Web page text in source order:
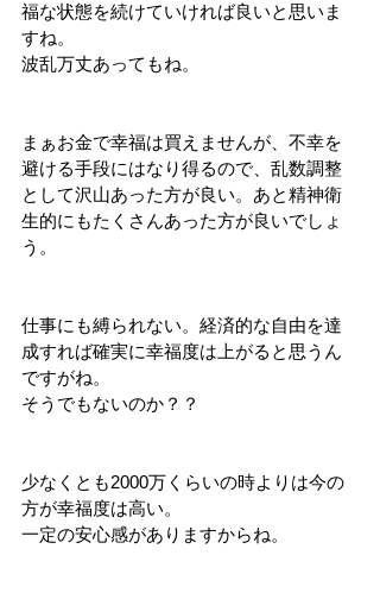
福な状態を続けていければ良いと思いま
すね。
波乱万丈あってもね。
まぁお金で幸福は買えませんが、不幸を
避ける手段にはなり得るので、乱数調整
として沢山あった方が良い。あと精神衛
生的にもたくさんあった方が良いでしょ
う。
仕事にも縛られない。経済的な自由を達
成すれば確実に幸福度は上がると思うん
ですがね。
そうでもないのか？？
少なくとも2000万くらいの時よりは今の
方が幸福度は高い。
一定の安心感がありますからね。